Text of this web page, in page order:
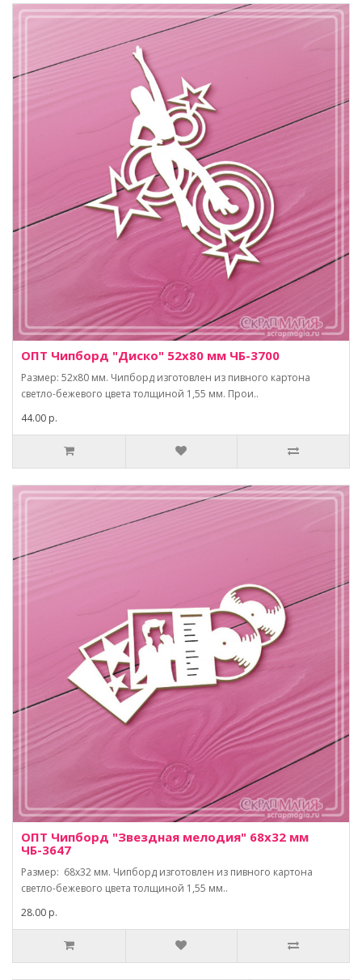
ОПТ Чипборд "Диско" 52х80 мм ЧБ-3700
Размер: 52х80 мм. Чипборд изготовлен из пивного картона
светло-бежевого цвета толщиной 1,55 мм. Прои..
44.00 р.
ОПТ Чипборд "Звездная мелодия" 68х32 мм
ЧБ-3647
Размер: 68х32 мм. Чипборд изготовлен из пивного картона
светло-бежевого цвета толщиной 1,55 мм..
28.00 р.